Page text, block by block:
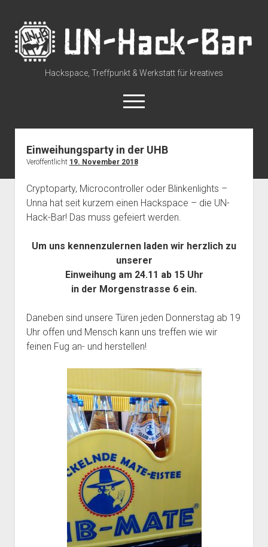
UN-
Hack-
Bar
Hackspace, Treffpunkt & Werkstatt für kreatives
open
menu
rss discuss@lists.unhb.de
githubmastodon
Willkommen
Besuch uns
open
dropdown
menu
Space Status – Offen/Geschlossen
Anreise zum Space
Über die UN-Hack-Bar
open
Wer sind wir?
Tour durch den Hackspace
Tour durch den Hackspace (360°)
open
menu
Chat und Instant Messaging
Social Media
Mailingliste
Termine
CCC Unna
Dienste und Datenschutz
dropdown
Datenschutzerklärung und Verfügbarkeit der Dienste
dropdown
menu
Satzung
Beitragsordnung
Impressum
Einweihungsparty in der UHB
Veröffentlicht 19. November 2018
Cryptoparty, Microcontroller oder Blinkenlights –
Unna hat seit kurzem einen Hackspace – die UN-
Hack-Bar! Das muss gefeiert werden.
Um uns kennenzulernen laden wir herzlich zu
unserer
Einweihung am 24.11 ab 15 Uhr
in der Morgenstrasse 6 ein.
Daneben sind unsere Türen jeden Donnerstag ab 19
Uhr offen und Mensch kann uns treffen wie wir
feinen Fug an- und herstellen!